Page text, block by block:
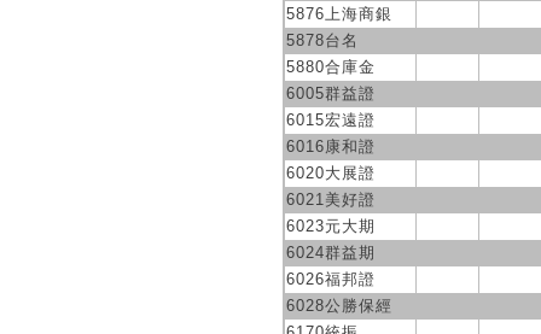
5876上海商銀
5878台名
5880合庫金
6005群益證
6015宏遠證
6016康和證
6020大展證
6021美好證
6023元大期
6024群益期
6026福邦證
6028公勝保經